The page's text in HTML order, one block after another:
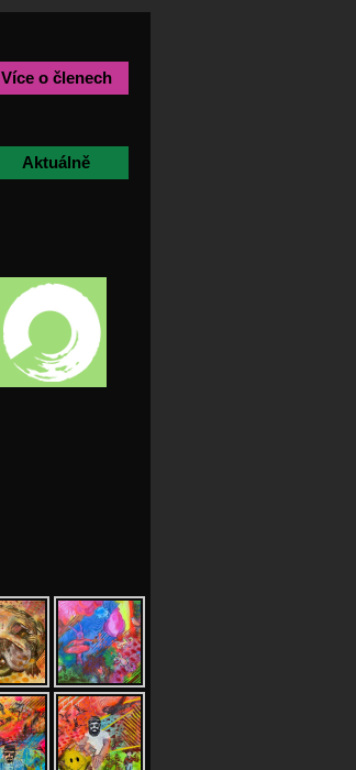
Aktuálně
Více o členech